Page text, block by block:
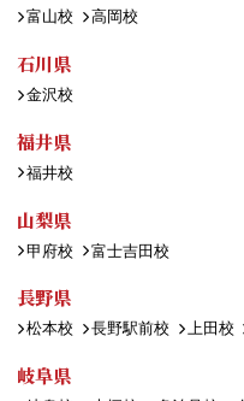
富山校 高岡校
石川県
金沢校
福井県
福井校
山梨県
甲府校 富士吉田校
長野県
松本校 長野駅前校 上田校
岐阜県